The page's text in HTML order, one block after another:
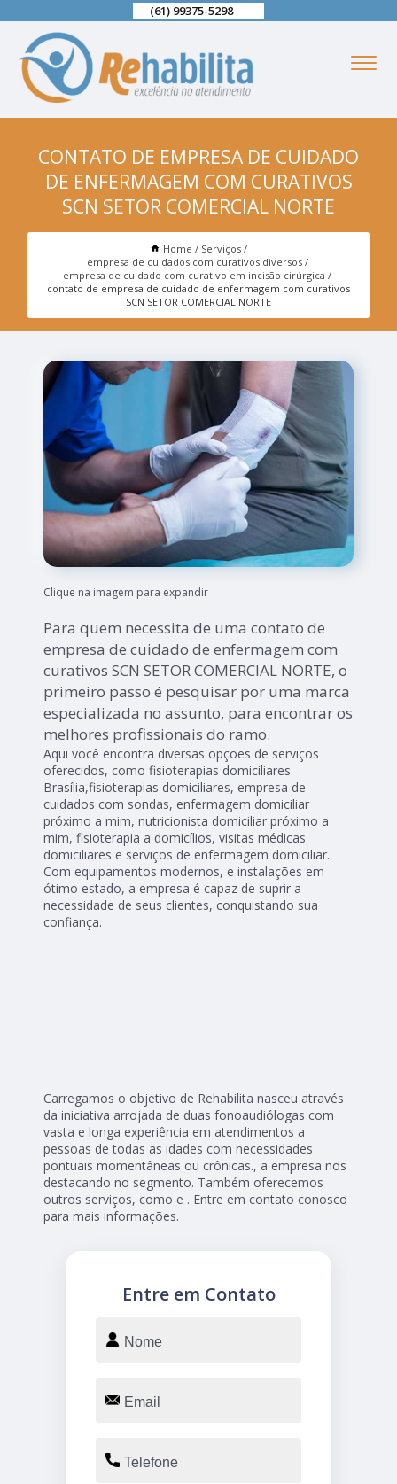
(61) 99375-5298
CONTATO DE EMPRESA DE CUIDADO
DE ENFERMAGEM COM CURATIVOS
SCN SETOR COMERCIAL NORTE
Home
Serviços
empresa de cuidados com curativos diversos
empresa de cuidado com curativo em incisão cirúrgica
contato de empresa de cuidado de enfermagem com curativos
SCN SETOR COMERCIAL NORTE
Clique na imagem para expandir
Para quem necessita de uma contato de
empresa de cuidado de enfermagem com
curativos SCN SETOR COMERCIAL NORTE, o
primeiro passo é pesquisar por uma marca
especializada no assunto, para encontrar os
melhores profissionais do ramo.
Aqui você encontra diversas opções de serviços
oferecidos, como fisioterapias domiciliares
Brasília,fisioterapias domiciliares, empresa de
cuidados com sondas, enfermagem domiciliar
próximo a mim, nutricionista domiciliar próximo a
mim, fisioterapia a domicílios, visitas médicas
domiciliares e serviços de enfermagem domiciliar.
Com equipamentos modernos, e instalações em
ótimo estado, a empresa é capaz de suprir a
necessidade de seus clientes, conquistando sua
confiança.
Carregamos o objetivo de Rehabilita nasceu através
da iniciativa arrojada de duas fonoaudiólogas com
vasta e longa experiência em atendimentos a
pessoas de todas as idades com necessidades
pontuais momentâneas ou crônicas., a empresa nos
destacando no segmento. Também oferecemos
outros serviços, como e . Entre em contato conosco
para mais informações.
Entre em Contato